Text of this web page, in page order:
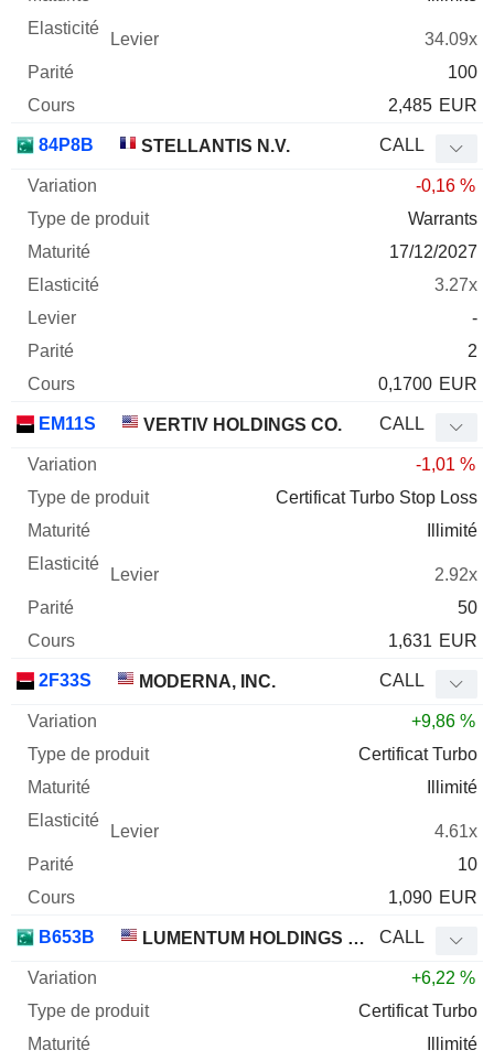
34.09x
100
2,485 EUR
84P8B STELLANTIS N.V. CALL
-0,16 %
Warrants
17/12/2027
3.27x
-
2
0,1700 EUR
EM11S VERTIV HOLDINGS CO. CALL
-1,01 %
Certificat Turbo Stop Loss
Illimité
2.92x
50
1,631 EUR
2F33S MODERNA, INC. CALL
+9,86 %
Certificat Turbo
Illimité
4.61x
10
1,090 EUR
B653B LUMENTUM HOLDINGS INC. CALL
+6,22 %
Certificat Turbo
Illimité